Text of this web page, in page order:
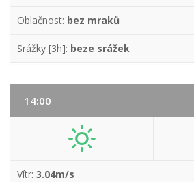
Oblačnost: bez mraků
Srážky [3h]: beze srážek
14:00
Vítr: 3.04m/s